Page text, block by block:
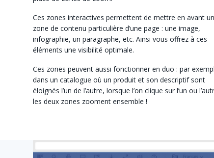
Ces zones interactives permettent de mettre en avant
zone de contenu particulière d’une page : une image,
infographie, un paragraphe, etc. Ainsi vous offrez à ces
éléments une visibilité optimale.
Ces zones peuvent aussi fonctionner en duo : par
dans un catalogue où un produit et son descriptif sont
éloignés l’un de l’autre, lorsque l’on clique sur l’un ou
les deux zones zooment ensemble !